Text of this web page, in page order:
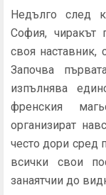
Недълго след
София, чиракът
своя наставник,
Започва
изпълнява
френския
организират
често дори сред
всички свои
занаятчии до